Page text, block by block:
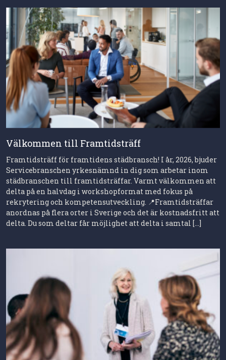
Välkommen till Framtidsträff
Framtidsträff för framtidens städbransch! I år, 2026, bjuder
Servicebranschen yrkesnämnd in dig som arbetar inom
städbranschen till framtidsträffar. Varmt välkommen att
delta på en halvdag i workshopformat med fokus på
rekrytering och kompetensutveckling. 📍Framtidsträffar
anordnas på flera orter i Sverige och det är kostnadsfritt att
delta. Du som deltar får möjlighet att delta i samtal […]